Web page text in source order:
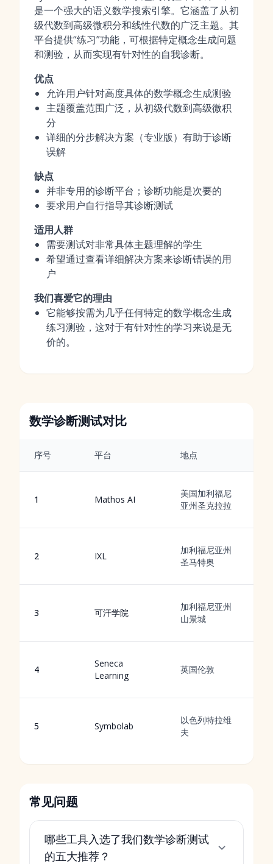
是一个强大的语义数学搜索引擎。它涵盖了从初
级代数到高级微积分和线性代数的广泛主题。其
平台提供“练习”功能，可根据特定概念生成问题
和测验，从而实现有针对性的自我诊断。
优点
允许用户针对高度具体的数学概念生成测验
主题覆盖范围广泛，从初级代数到高级微积
分
详细的分步解决方案（专业版）有助于诊断
误解
缺点
并非专用的诊断平台；诊断功能是次要的
要求用户自行指导其诊断测试
适用人群
需要测试对非常具体主题理解的学生
希望通过查看详细解决方案来诊断错误的用
户
我们喜爱它的理由
它能够按需为几乎任何特定的数学概念生成
练习测验，这对于有针对性的学习来说是无
价的。
数学诊断测试对比
序号 平台 地点
1 Mathos AI
美国加利福尼
亚州圣克拉拉
2 IXL
加利福尼亚州
圣马特奥
3 可汗学院
加利福尼亚州
山景城
4
Seneca
Learning
英国伦敦
5 Symbolab
以色列特拉维
夫
常见问题
哪些工具入选了我们数学诊断测试
的五大推荐？